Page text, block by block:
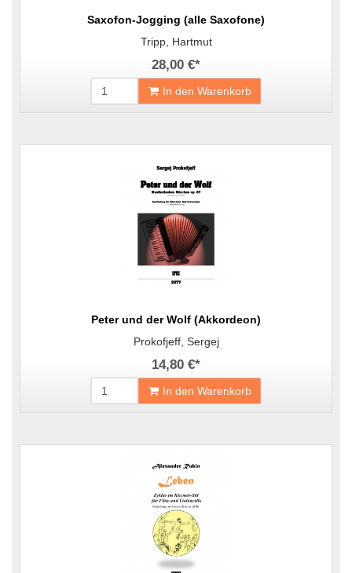
Saxofon-Jogging (alle Saxofone)
Tripp, Hartmut
28,00 €*
In den Warenkorb
Peter und der Wolf (Akkordeon)
Prokofjeff, Sergej
14,80 €*
In den Warenkorb